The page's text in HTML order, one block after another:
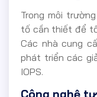
Trong môi
tố cần thiết để
Các nhà cung
phát triển các
IOPS.
Công nghệ